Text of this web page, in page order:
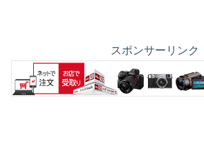
スポンサーリンク